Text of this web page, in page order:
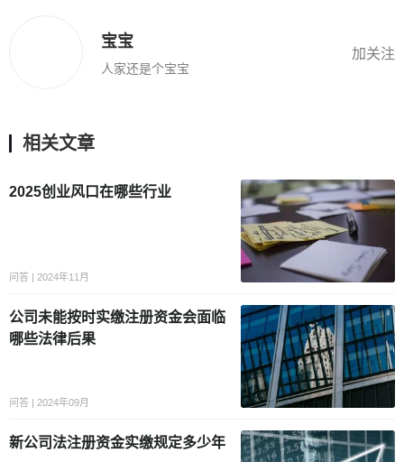
宝宝
人家还是个宝宝
加关注
相关文章
2025创业风口在哪些行业
问答 | 2024年11月
公司未能按时实缴注册资金会面临
哪些法律后果
问答 | 2024年09月
新公司法注册资金实缴规定多少年